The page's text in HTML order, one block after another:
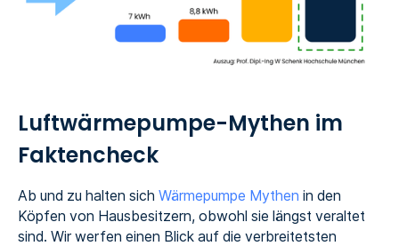
Luftwärmepumpe-Mythen im
Faktencheck
Ab und zu halten sich Wärmepumpe Mythen in den
Köpfen von Hausbesitzern, obwohl sie längst veraltet
sind. Wir werfen einen Blick auf die verbreitetsten